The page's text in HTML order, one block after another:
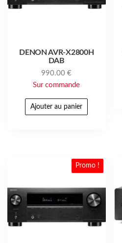
DENON AVR-X2800H
DAB
990.00€
Sur commande
Ajouter au panier
Promo !